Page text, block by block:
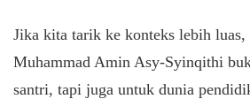
Jika kita tarik ke konteks lebih luas,
Muhammad Amin Asy-Syinqithi
santri, tapi juga untuk dunia